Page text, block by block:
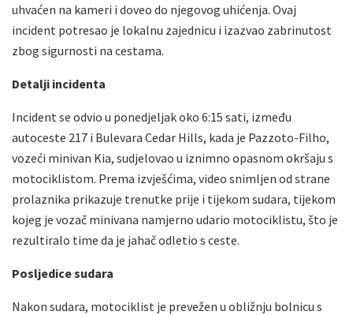
uhvaćen na kameri i doveo do njegovog uhićenja. Ovaj
incident potresao je lokalnu zajednicu i izazvao zabrinutost
zbog sigurnosti na cestama.
Detalji incidenta
Incident se odvio u ponedjeljak oko 6:15 sati, između
autoceste 217 i Bulevara Cedar Hills, kada je Pazzoto-Filho,
vozeći minivan Kia, sudjelovao u iznimno opasnom okršaju s
motociklistom. Prema izvješćima, video snimljen od strane
prolaznika prikazuje trenutke prije i tijekom sudara, tijekom
kojeg je vozač minivana namjerno udario motociklistu, što je
rezultiralo time da je jahač odletio s ceste.
Posljedice sudara
Nakon sudara, motociklist je prevežen u obližnju bolnicu s